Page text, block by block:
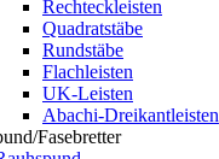
Rechteckleisten
Quadratstäbe
Rundstäbe
Flachleisten
UK-Leisten
Abachi-Dreikantleisten
Fasebretter